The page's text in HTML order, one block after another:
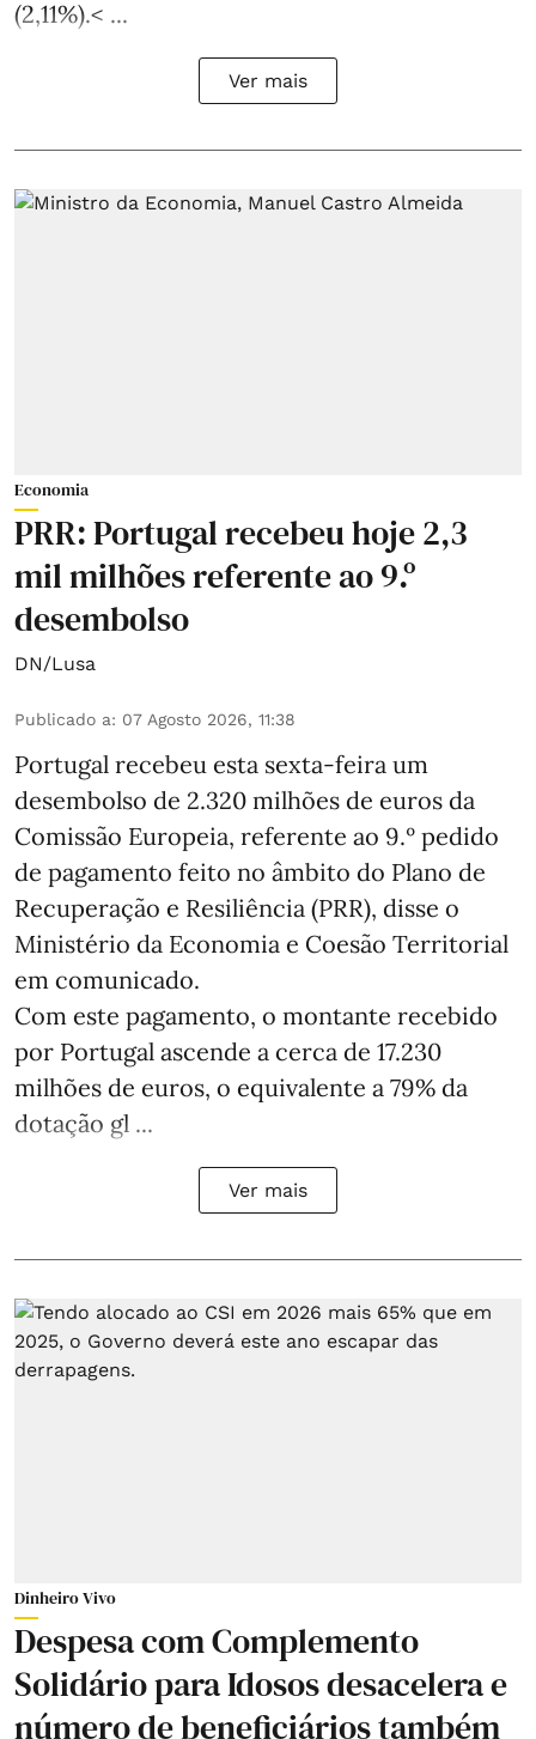
(2,11%).< ...
Ver mais
Economia
PRR: Portugal recebeu hoje 2,3
mil milhões referente ao 9.º
desembolso
DN/Lusa
Publicado a: 07 Agosto 2026, 11:38
Portugal recebeu esta sexta-feira um
desembolso de 2.320 milhões de euros da
Comissão Europeia, referente ao 9.º pedido
de pagamento feito no âmbito do Plano de
Recuperação e Resiliência (PRR), disse o
Ministério da Economia e Coesão Territorial
em comunicado.
Com este pagamento, o montante recebido
por Portugal ascende a cerca de 17.230
milhões de euros, o equivalente a 79% da
dotação gl ...
Ver mais
Dinheiro Vivo
Despesa com Complemento
Solidário para Idosos desacelera e
número de beneficiários também